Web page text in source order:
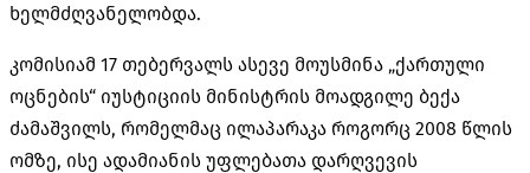
ხელმძღვანელობდა.
კომისიამ 17 თებერვალს ასევე მოუსმინა „ქართული
ოცნების“ იუსტიციის მინისტრის მოადგილე ბექა
ძამაშვილს, რომელმაც ილაპარაკა როგორც 2008 წლის
ომზე, ისე ადამიანის უფლებათა დარღვევის